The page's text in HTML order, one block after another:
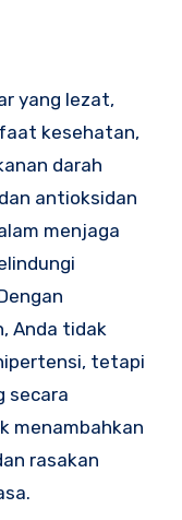
yang lezat,
kesehatan,
darah
antioksidan
menjaga
Anda tidak
tetapi
secara
menambahkan
rasakan